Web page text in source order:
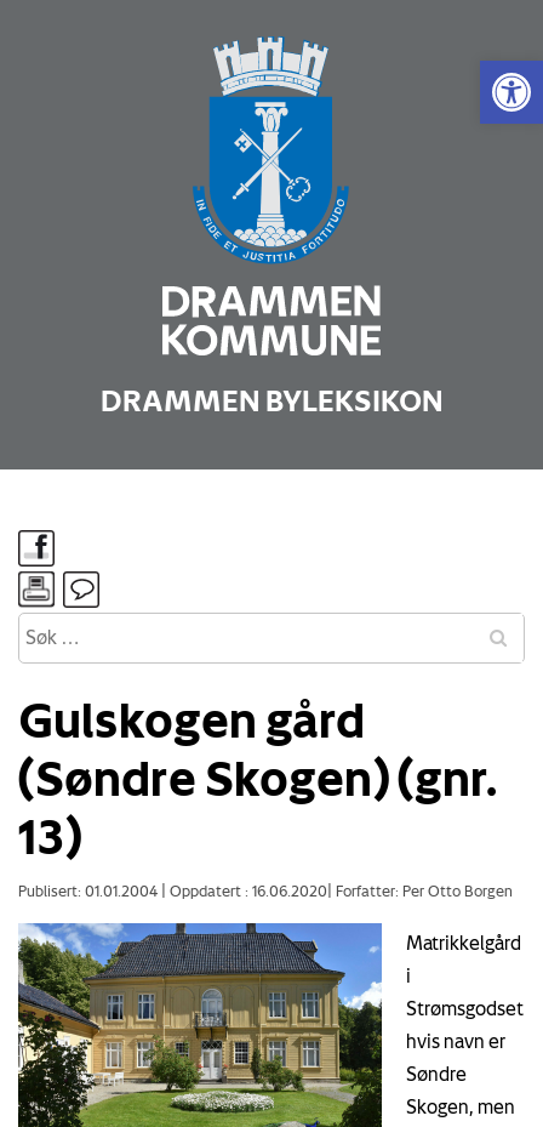
Vis
DRAMMEN BYLEKSIKON
Gulskogen gård
(Søndre Skogen) (gnr.
13)
Publisert: 01.01.2004 Oppdatert : 16.06.2020 Forfatter: Per Otto Borgen
Matrikkelgård
i
Strømsgodset
hvis navn er
Søndre
Skogen, men